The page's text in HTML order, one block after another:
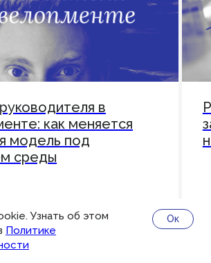
Узнать об этом
Политике
Ок
в
как меняется
модель под
среды